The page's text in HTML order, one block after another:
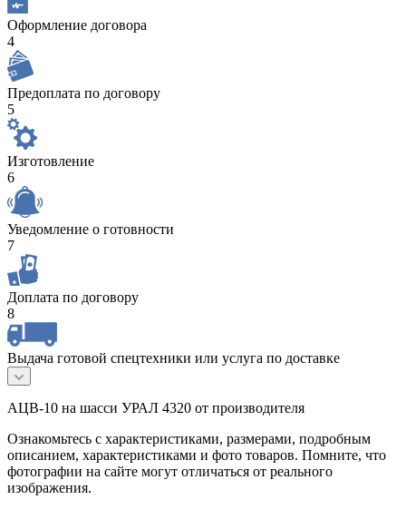
Оформление договора
4
Предоплата по договору
5
Изготовление
6
Уведомление о готовности
7
Доплата по договору
8
Выдача готовой спецтехники или услуга по доставке
АЦВ-10 на шасси УРАЛ 4320 от производителя
Ознакомьтесь с характеристиками, размерами, подробным
описанием, характеристиками и фото товаров. Помните, что
фотографии на сайте могут отличаться от реального
изображения.